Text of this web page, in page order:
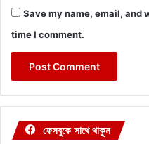
Save my name, email, and
time I comment.
ফেসবুকে সাথে থাকুন